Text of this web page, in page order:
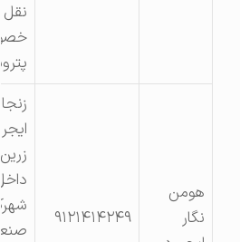
خصوصی
پتروشیمی
هومن
۹۱۲۱۴۱۴۲۴۹
زنجان
ایجرود
زرین اباد
داخل
شهرک
صنعتی